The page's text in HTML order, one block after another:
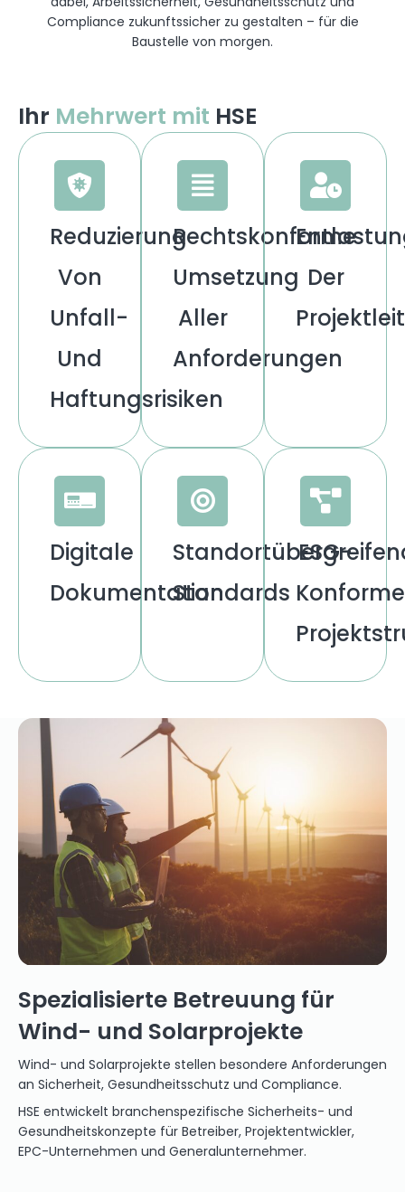
Compliance zukunftssicher zu gestalten – für die
Baustelle von morgen.
Ihr Mehrwert mit HSE
Reduzierung
Von
Unfall-
Und
Haftungsrisiken
Rechtskonforme
Umsetzung
Aller
Anforderungen
Der
Digitale
DokumentationStandards
ESG-
Konforme
Spezialisierte Betreuung für
Wind- und Solarprojekte
Wind- und Solarprojekte stellen besondere Anforderungen
an Sicherheit, Gesundheitsschutz und Compliance.
HSE entwickelt branchenspezifische Sicherheits- und
Gesundheitskonzepte für Betreiber, Projektentwickler,
EPC-Unternehmen und Generalunternehmer.